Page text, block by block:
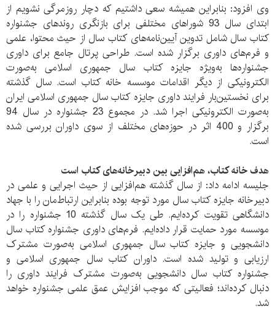
وی افزود: بنابراین همیشه سعی داشتیم که دچار روزمرگی نشویم از
ابتدای سال 93 شوراهای مختلفی برای بازنگری روندهای جشنواره
کتاب سال شامل تدوین آیین‌نامه‌های کتاب سال از حیث محتوا، علمی
و فرم‌های داوری برگزار شده است. طراحی پرتال جامع برای داوری
جشنواره‌ها به‌ویژه جایزه کتاب سال جمهوری اسلامی به‌صورت
الکترونیکی از دیگر اقدامات موسسه خانه کتاب است. سال گذشته
برای نخستین‌بار فرایند داوری جایزه کتاب سال جمهوری اسلامی ایران
به‌صورت الکترونیکی اجرا شد. در مجموع 23 جشنواره در سال 94
برگزار و 400 اثر در حوزه‌های مختلف از سوی داوران بررسی شده‌‌
است.
هدف خانه کتاب،هم‌افزایی بین دبیرخانه‌های کتاب است
جلیسه ادامه داد: از سال گذشته هم‌افزایی از حیث اجرایی و علمی در
دبیرخانه جایزه کتاب سال مورد توجه بوده بنابراین ارتباط‌‌مان را با جهاد
دانشگاهی تقویت کرده‌ایم. طی یک سال گذشته 10 جشنواره را در
موسسه مورد حمایت قرار داده‌ایم. فرم‌های داوری جشنواره کتاب سال
دانشجویی و جایزه کتاب سال جمهوری اسلامی به‌صورت مشترک
ارزیابی و تولید شده است. داوران کتاب سال جمهوری اسلامی و
جشنواره کتاب سال دانشجویی به‌صورت مشترک فرایند داوری را
دنبال کرده‌اند؛ فعالیتی که موجب افزایش عمق علمی جشنواره خواهد
شد.